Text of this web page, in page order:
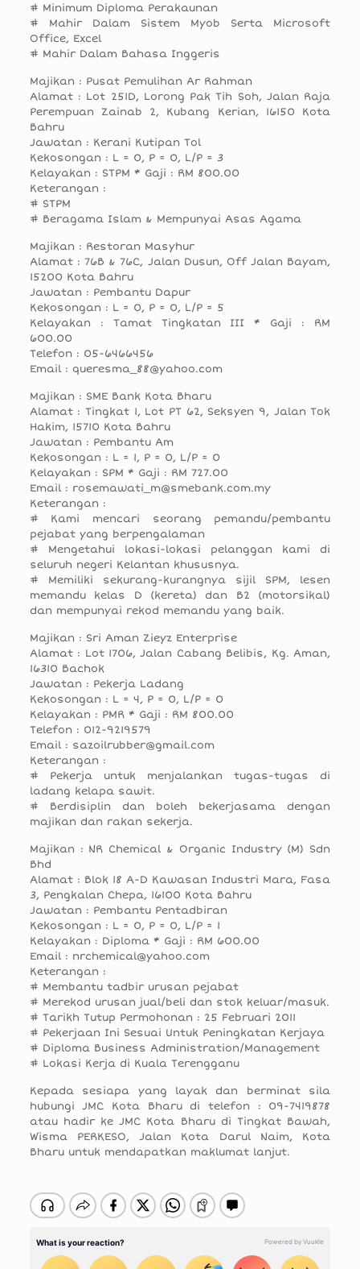
# Minimum Diploma Perakaunan
# Mahir Dalam Sistem Myob Serta Microsoft
Office, Excel
# Mahir Dalam Bahasa Inggeris
Majikan : Pusat Pemulihan Ar Rahman
Alamat : Lot 251D, Lorong Pak Tih Soh, Jalan Raja
Perempuan Zainab 2, Kubang Kerian, 16150 Kota
Bahru
Jawatan : Kerani Kutipan Tol
Kekosongan : L = 0, P = 0, L/P = 3
Kelayakan : STPM * Gaji : RM 800.00
Keterangan :
# STPM
# Beragama Islam & Mempunyai Asas Agama
Majikan : Restoran Masyhur
Alamat : 76B & 76C, Jalan Dusun, Off Jalan Bayam,
15200 Kota Bahru
Jawatan : Pembantu Dapur
Kekosongan : L = 0, P = 0, L/P = 5
Kelayakan : Tamat Tingkatan III * Gaji : RM
600.00
Telefon : 05-6466456
Email : queresma_88@yahoo.com
Majikan : SME Bank Kota Bharu
Alamat : Tingkat 1, Lot PT 62, Seksyen 9, Jalan Tok
Hakim, 15710 Kota Bahru
Jawatan : Pembantu Am
Kekosongan : L = 1, P = 0, L/P = 0
Kelayakan : SPM * Gaji : RM 727.00
Email : rosemawati_m@smebank.com.my
Keterangan :
# Kami mencari seorang pemandu/pembantu
pejabat yang berpengalaman
# Mengetahui lokasi-lokasi pelanggan kami di
seluruh negeri Kelantan khususnya.
# Memiliki sekurang-kurangnya sijil SPM, lesen
memandu kelas D (kereta) dan B2 (motorsikal)
dan mempunyai rekod memandu yang baik.
Majikan : Sri Aman Zieyz Enterprise
Alamat : Lot 1706, Jalan Cabang Belibis, Kg. Aman,
16310 Bachok
Jawatan : Pekerja Ladang
Kekosongan : L = 4, P = 0, L/P = 0
Kelayakan : PMR * Gaji : RM 800.00
Telefon : 012-9219579
Email : sazoilrubber@gmail.com
Keterangan :
# Pekerja untuk menjalankan tugas-tugas di
ladang kelapa sawit.
# Berdisiplin dan boleh bekerjasama dengan
majikan dan rakan sekerja.
Majikan : NR Chemical & Organic Industry (M) Sdn
Bhd
Alamat : Blok 18 A-D Kawasan Industri Mara, Fasa
3, Pengkalan Chepa, 16100 Kota Bahru
Jawatan : Pembantu Pentadbiran
Kekosongan : L = 0, P = 0, L/P = 1
Kelayakan : Diploma * Gaji : RM 600.00
Email : nrchemical@yahoo.com
Keterangan :
# Membantu tadbir urusan pejabat
# Merekod urusan jual/beli dan stok keluar/masuk.
# Tarikh Tutup Permohonan : 25 Februari 2011
# Pekerjaan Ini Sesuai Untuk Peningkatan Kerjaya
# Diploma Business Administration/Management
# Lokasi Kerja di Kuala Terengganu
Kepada sesiapa yang layak dan berminat sila
hubungi JMC Kota Bharu di telefon : 09-7419878
atau hadir ke JMC Kota Bharu di Tingkat Bawah,
Wisma PERKESO, Jalan Kota Darul Naim, Kota
Bharu untuk mendapatkan maklumat lanjut.